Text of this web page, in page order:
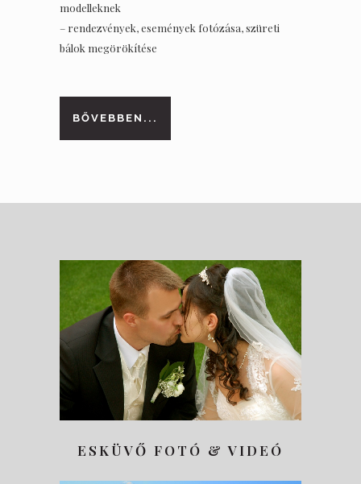
modelleknek
– rendezvények, események fotózása, szüreti
bálok megörökítése
BŐVEBBEN...
ESKÜVŐ FOTÓ & VIDEÓ